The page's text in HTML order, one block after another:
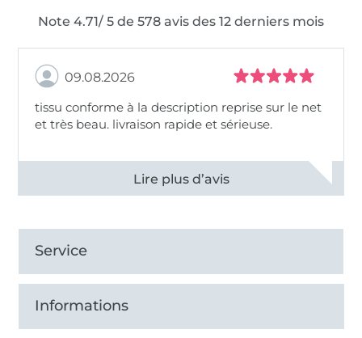
Note 4.71/ 5 de 578 avis des 12 derniers mois
09.08.2026
tissu conforme à la description reprise sur le net
et très beau. livraison rapide et sérieuse.
Voir tous les 11499 commentaires
Service
Informations